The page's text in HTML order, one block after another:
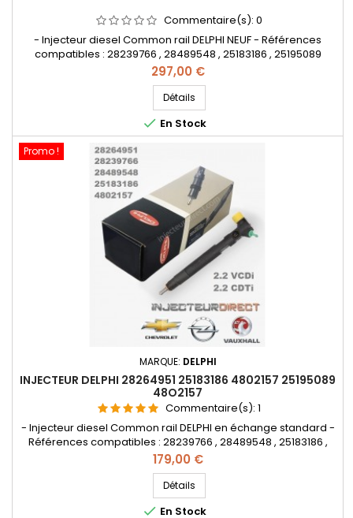
Commentaire(s): 0
- Injecteur diesel Common rail DELPHI NEUF - Références
compatibles : 28239766 , 28489548 , 25183186 , 25195089
, 4802157 , 48O2157 - Pour motorisations Chevrolet 2.2 VCDi
et Opel 2.2 CDTi
Prix
297,00 €
Détails
 En Stock
Promo !
MARQUE: DELPHI
INJECTEUR DELPHI 28264951 25183186 4802157 25195089
48O2157
Commentaire(s): 1
- Injecteur diesel Common rail DELPHI en échange standard -
Références compatibles : 28239766 , 28489548 , 25183186 ,
25195089 , 4802157 , 48O2157 - Pour motorisations Chevrolet
2.2 VCDi et Opel 2.2 CDTi Pièce d'origine
Prix
179,00 €
Détails
 En Stock